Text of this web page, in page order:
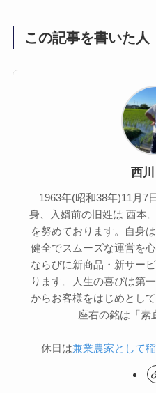
この記事を書いた人
西
1963年(昭和38年)11月7
身、入婿前の旧姓は 西本
を努めております。自身
健全でスムーズな運営を
ならびに新商品・新サー
ります。人生の喜びは第
からお客様をはじめとし
座右の銘は「素
休日は兼業農家として